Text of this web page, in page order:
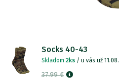
Socks 40-43
Skladom 2ks / u vás už 11.08.
37.99 €